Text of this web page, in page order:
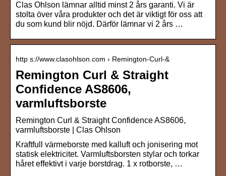
Clas Ohlson lämnar alltid minst 2 års garanti. Vi är
stolta över våra produkter och det är viktigt för oss att
du som kund blir nöjd. Därför lämnar vi 2 års …
http s://www.clasohlson.com › Remington-Curl-&
Remington Curl & Straight
Confidence AS8606,
varmluftsborste
Remington Curl & Straight Confidence AS8606,
varmluftsborste | Clas Ohlson
Kraftfull värmeborste med kalluft och jonisering mot
statisk elektricitet. Varmluftsborsten stylar och torkar
håret effektivt i varje borstdrag. 1 x rotborste, …